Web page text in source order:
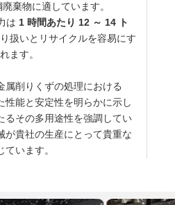
棄物に適しています。
は 1 時間あたり 12 ～ 14 ト
り扱いとリサイクルを容易にす
ます。
属削りくずの処理における
性能と安定性を明らかに示し
るその多用途性を強調してい
が貴社の生産にとって貴重な
います。